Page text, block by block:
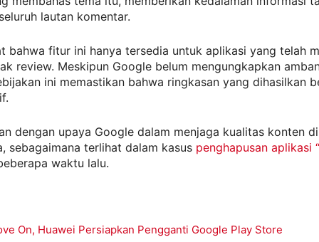
lautan komentar.
bahwa fitur ini hanya tersedia untuk aplikasi yang telah
review. Meskipun Google belum mengungkapkan
ini memastikan bahwa ringkasan yang dihasilkan
dengan upaya Google dalam menjaga kualitas konten di
sebagaimana terlihat dalam kasus penghapusan aplikasi
waktu lalu.
On, Huawei Persiapkan Pengganti Google Play Store